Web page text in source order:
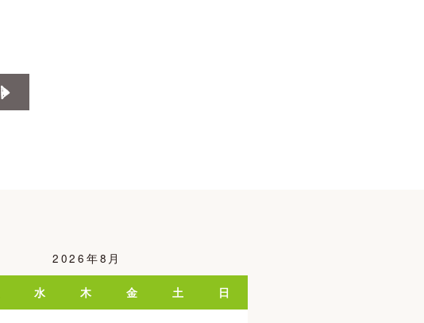
2026年8月
水 木 金 土 日